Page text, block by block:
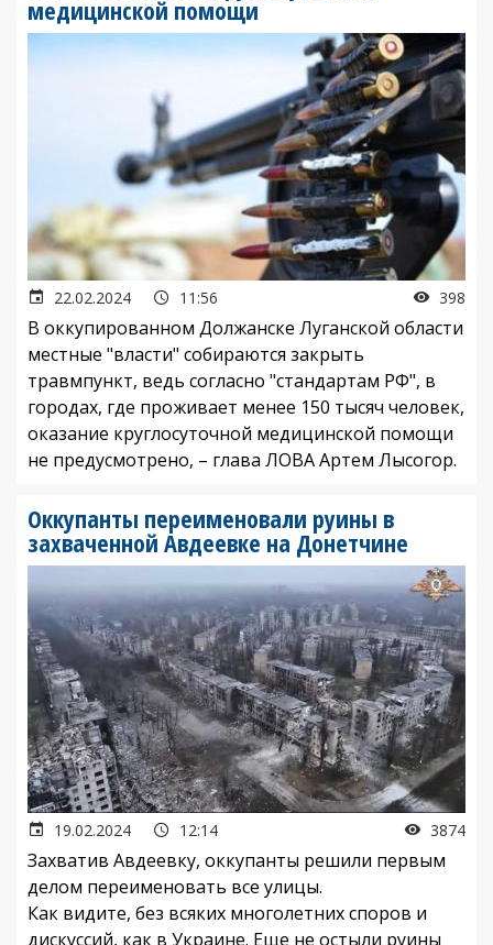
медицинской помощи
22.02.2024 11:56 398
В оккупированном Должанске Луганской области
местные "власти" собираются закрыть
травмпункт, ведь согласно "стандартам РФ", в
городах, где проживает менее 150 тысяч человек,
оказание круглосуточной медицинской помощи
не предусмотрено, – глава ЛОВА Артем Лысогор.
Оккупанты переименовали руины в
захваченной Авдеевке на Донетчине
19.02.2024 12:14 3874
Захватив Авдеевку, оккупанты решили первым
делом переименовать все улицы.
Как видите, без всяких многолетних споров и
дискуссий, как в Украине. Еще не остыли руины